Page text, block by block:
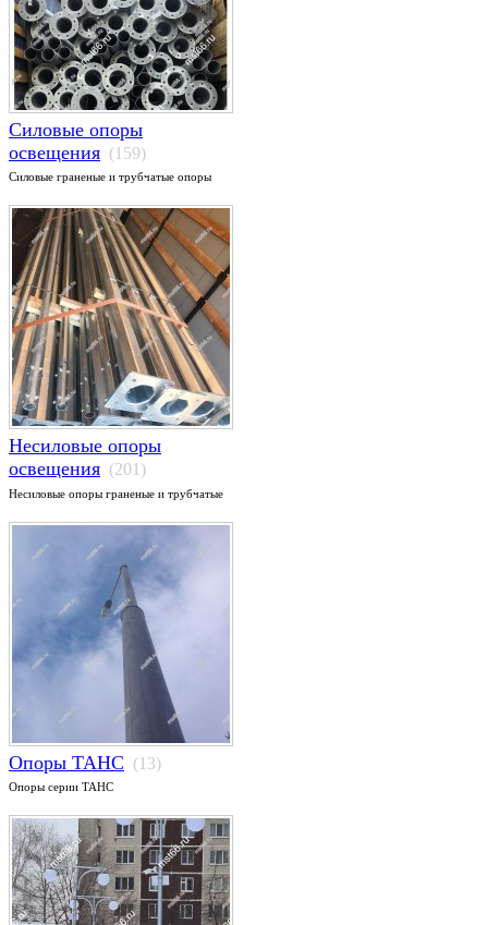
Силовые опоры
освещения (159)
Силовые граненые и трубчатые опоры
Несиловые опоры
освещения (201)
Несиловые опоры граненые и трубчатые
Опоры ТАНС (13)
Опоры серии ТАНС